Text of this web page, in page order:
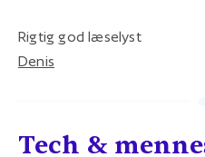
Rigtig god læselyst
Denis
Tech &